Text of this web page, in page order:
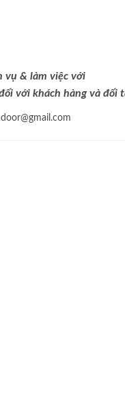
vụ & làm việc với
với khách hàng và đối